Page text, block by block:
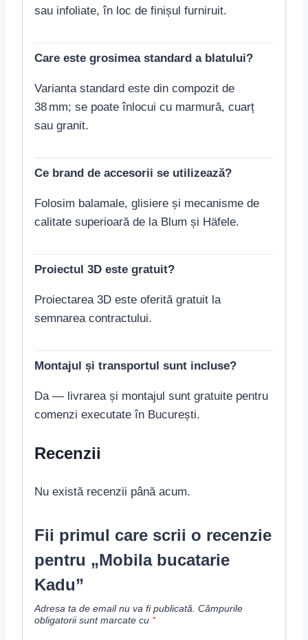
sau infoliate, în loc de finișul furniruit.
Care este grosimea standard a blatului?
Varianta standard este din compozit de
38 mm; se poate înlocui cu marmură, cuarț
sau granit.
Ce brand de accesorii se utilizează?
Folosim balamale, glisiere și mecanisme de
calitate superioară de la Blum și Häfele.
Proiectul 3D este gratuit?
Proiectarea 3D este oferită gratuit la
semnarea contractului.
Montajul și transportul sunt incluse?
Da — livrarea și montajul sunt gratuite pentru
comenzi executate în București.
Recenzii
Nu există recenzii până acum.
Fii primul care scrii o recenzie
pentru „Mobila bucatarie
Kadu”
Adresa ta de email nu va fi publicată. Câmpurile
obligatorii sunt marcate cu *